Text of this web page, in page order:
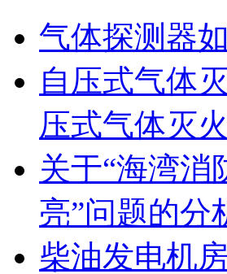
气体探测器
自压式气体
压式气体灭
关于“海湾消
亮”问题的分
柴油发电机